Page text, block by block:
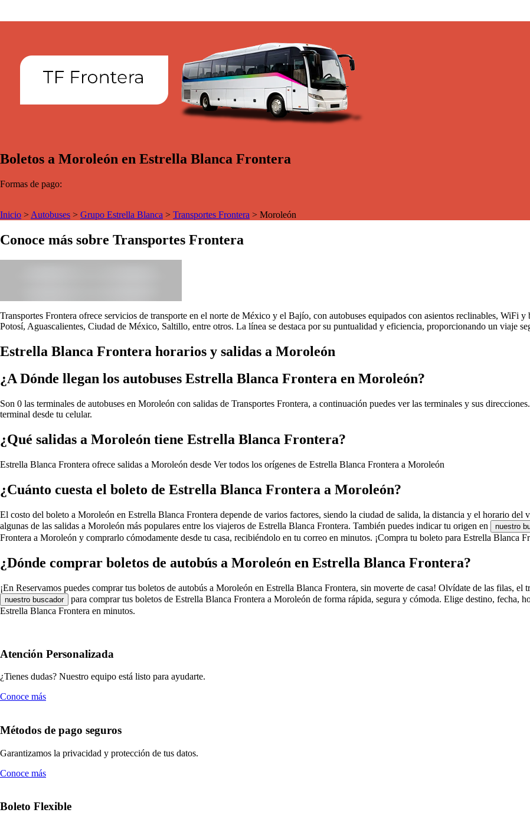
Boletos a Moroleón en Estrella Blanca Frontera
Formas de pago:
Inicio > Autobuses > Grupo Estrella Blanca > Transportes Frontera > Moroleón
Conoce más sobre Transportes Frontera
Transportes Frontera ofrece servicios de transporte en el norte de México y el Bajío, con autobuses equipados con asientos reclinables, WiFi
Potosí, Aguascalientes, Ciudad de México, Saltillo, entre otros. La línea se destaca por su puntualidad y eficiencia, proporcionando un viaje
Estrella Blanca Frontera horarios y salidas a Moroleón
¿A Dónde llegan los autobuses Estrella Blanca Frontera en Moroleón?
Son 0 las terminales de autobuses en Moroleón con salidas de Transportes Frontera, a continuación puedes ver las terminales y sus
terminal desde tu celular.
¿Qué salidas a Moroleón tiene Estrella Blanca Frontera?
Estrella Blanca Frontera ofrece salidas a Moroleón desde Ver todos los orígenes de Estrella Blanca Frontera a Moroleón
¿Cuánto cuesta el boleto de Estrella Blanca Frontera a Moroleón?
El costo del boleto a Moroleón en Estrella Blanca Frontera depende de varios factores, siendo la ciudad de salida, la distancia y el horario del
algunas de las salidas a Moroleón más populares entre los viajeros de Estrella Blanca Frontera. También puedes indicar tu origen en
nuestro
Frontera a Moroleón y comprarlo cómodamente desde tu casa, recibiéndolo en tu correo en minutos. ¡Compra tu boleto para Estrella Blanca
¿Dónde comprar boletos de autobús a Moroleón en Estrella Blanca Frontera?
¡En Reservamos puedes comprar tus boletos de autobús a Moroleón en Estrella Blanca Frontera, sin moverte de casa! Olvídate de las filas,
nuestro buscador
para comprar tus boletos de Estrella Blanca Frontera a Moroleón de forma rápida, segura y cómoda. Elige destino, fecha,
Estrella Blanca Frontera en minutos.
Atención Personalizada
¿Tienes dudas? Nuestro equipo está listo para ayudarte.
Conoce más
Métodos de pago seguros
Garantizamos la privacidad y protección de tus datos.
Conoce más
Boleto Flexible